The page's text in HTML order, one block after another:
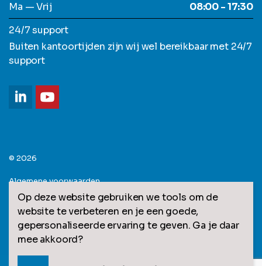
Ma — Vrij
08:00 - 17:30
24/7 support
Buiten kantoortijden zijn wij wel bereikbaar met 24/7
support
© 2026
Algemene voorwaarden
Privacy statement
Sitemap
Op deze website gebruiken we tools om de
website te verbeteren en je een goede,
gepersonaliseerde ervaring te geven. Ga je daar
mee akkoord?